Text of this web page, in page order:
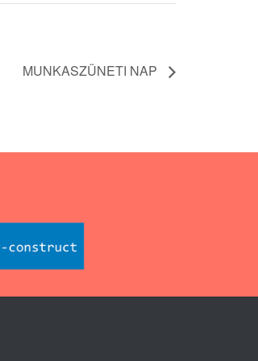
MUNKASZÜNETI NAP